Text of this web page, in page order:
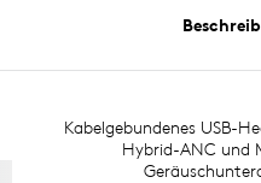
Kabelgebundenes USB-
Hybrid-ANC und